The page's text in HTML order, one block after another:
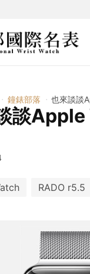
鐘錶部落 也來談談
談Apple
RADO r5.5